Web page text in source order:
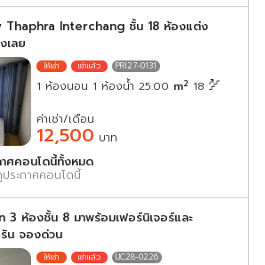
Thaphra Interchang ชั้น 18 ห้องแต่ง
เลย
PRI27-0131
1 ห้องนอน 1 ห้องน้ำ 25.00 m2 18
ค่าเช่า/เดือน
12,500 บาท
าศคอนโดนี้ทั้งหมด
ระกาศคอนโดนี้
3 ห้องชั้น 8 มาพร้อมเฟอร์นิเจอร์และ
น จองด่วน
UC28-0226